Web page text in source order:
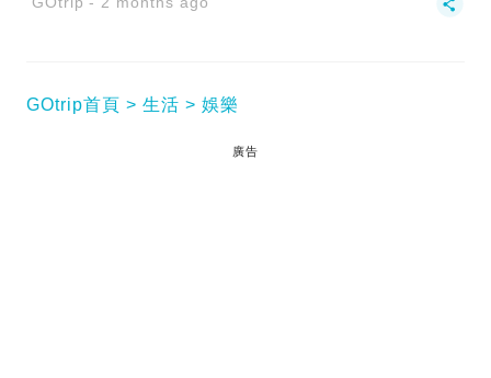
GOtrip首頁 生活 娛樂
廣告